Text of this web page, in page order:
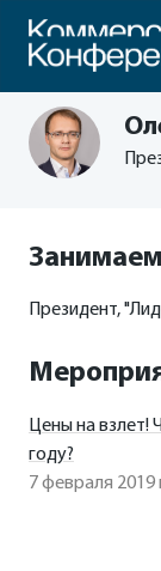
Президент,
Цены на взлет!
году?
7 февраля 2019